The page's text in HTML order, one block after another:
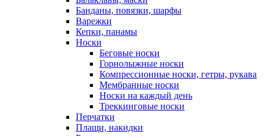
Банданы, повязки, шарфы
Варежки
Кепки, панамы
Носки
Беговые носки
Горнолыжные носки
Компрессионные носки, гетры, рукава
Мембранные носки
Носки на каждый день
Треккинговые носки
Перчатки
Плащи, накидки